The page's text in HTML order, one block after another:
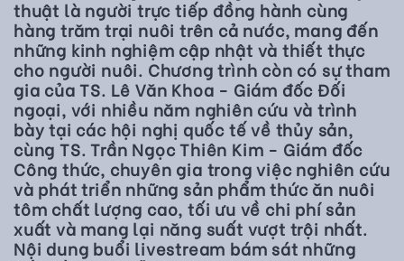
thuật là người trực tiếp đồng hành cùng
hàng trăm trại nuôi trên cả nước, mang đến
những kinh nghiệm cập nhật và thiết thực
cho người nuôi. Chương trình còn có sự tham
gia của TS. Lê Văn Khoa - Giám đốc Đối
ngoại, với nhiều năm nghiên cứu và trình
bày tại các hội nghị quốc tế về thủy sản,
cùng TS. Trần Ngọc Thiên Kim - Giám đốc
Công thức, chuyên gia trong việc nghiên cứu
và phát triển những sản phẩm thức ăn nuôi
tôm chất lượng cao, tối ưu về chi phí sản
xuất và mang lại năng suất vượt trội nhất.
Nội dung buổi livestream bám sát những